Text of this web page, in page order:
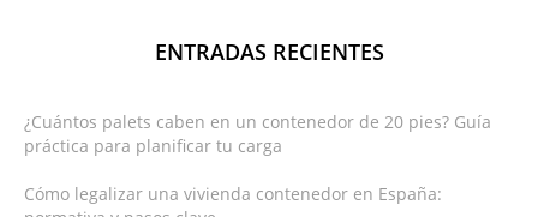
ENTRADAS RECIENTES
¿Cuántos palets caben en un contenedor de 20 pies? Guía
práctica para planificar tu carga
Cómo legalizar una vivienda contenedor en España: